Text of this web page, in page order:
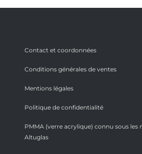
Contact et coordonnées
Conditions générales de ventes
Mentions légales
Politique de confidentialité
PMMA (verre acrylique) connu sous les
Altuglas